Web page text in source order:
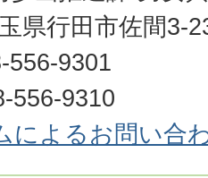
県行田市佐間3-
556-9301
556-9310
によるお問い合